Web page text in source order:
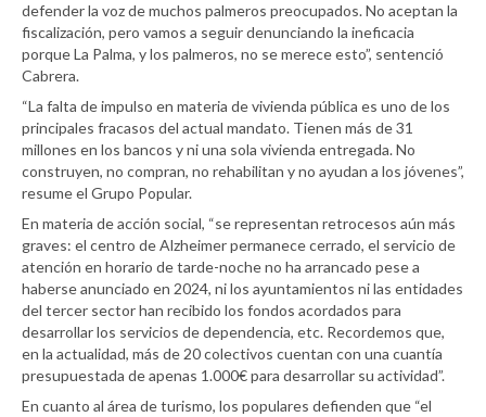
defender la voz de muchos palmeros preocupados. No aceptan la
fiscalización, pero vamos a seguir denunciando la ineficacia
porque La Palma, y los palmeros, no se merece esto”, sentenció
Cabrera.
“La falta de impulso en materia de vivienda pública es uno de los
principales fracasos del actual mandato. Tienen más de 31
millones en los bancos y ni una sola vivienda entregada. No
construyen, no compran, no rehabilitan y no ayudan a los jóvenes”,
resume el Grupo Popular.
En materia de acción social, “se representan retrocesos aún más
graves: el centro de Alzheimer permanece cerrado, el servicio de
atención en horario de tarde-noche no ha arrancado pese a
haberse anunciado en 2024, ni los ayuntamientos ni las entidades
del tercer sector han recibido los fondos acordados para
desarrollar los servicios de dependencia, etc. Recordemos que,
en la actualidad, más de 20 colectivos cuentan con una cuantía
presupuestada de apenas 1.000€ para desarrollar su actividad”.
En cuanto al área de turismo, los populares defienden que “el